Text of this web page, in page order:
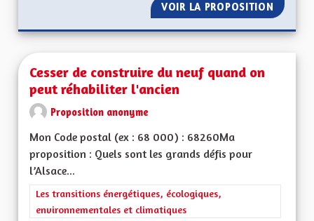
VOIR LA PROPOSITION
Cesser de construire du neuf quand on
peut réhabiliter l'ancien
Proposition anonyme
Mon Code postal (ex : 68 000) : 68260Ma
proposition : Quels sont les grands défis pour
l’Alsace...
Filtrer les résultats de la catégorie : Les transitions
Les transitions énergétiques, écologiques,
environnementales et climatiques